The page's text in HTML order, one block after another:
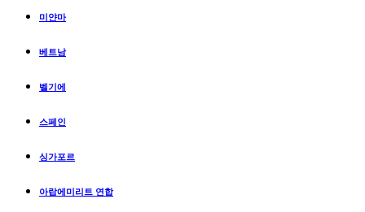
미얀마
베트남
벨기에
스페인
싱가포르
아랍에미리트 연합